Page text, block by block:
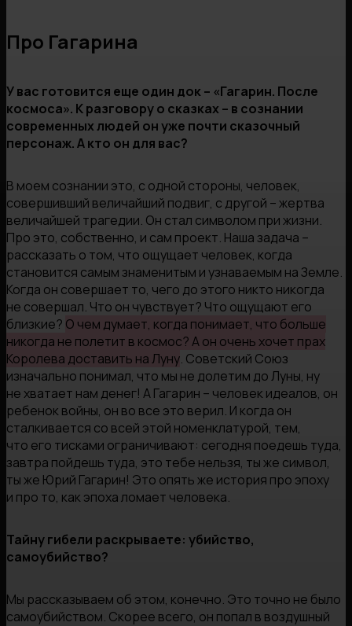
Про Гагарина
У вас готовится еще один док – «Гагарин. После
космоса». К разговору о сказках – в сознании
современных людей он уже почти сказочный
персонаж. А кто он для вас?
В моем сознании это, с одной стороны, человек,
совершивший величайший подвиг, с другой – жертва
величайшей трагедии. Он стал символом при жизни.
Про это, собственно, и сам проект. Наша задача –
рассказать о том, что ощущает человек, когда
становится самым знаменитым и узнаваемым на Земле.
Когда он совершает то, чего до этого никто никогда
не совершал. Что он чувствует? Что ощущают его
близкие? О чем думает, когда понимает, что больше
никогда не полетит в космос? А он очень хочет прах
Королева доставить на Луну. Советский Союз
изначально понимал, что мы не долетим до Луны, ну
не хватает нам денег! А Гагарин – человек идеалов, он
ребенок войны, он во все это верил. И когда он
сталкивается со всей этой номенклатурой, тем,
что его тисками ограничивают: сегодня поедешь туда,
завтра пойдешь туда, это тебе нельзя, ты же символ,
ты же Юрий Гагарин! Это опять же история про эпоху
и про то, как эпоха ломает человека.
Тайну гибели раскрываете: убийство,
самоубийство?
Мы рассказываем об этом, конечно. Это точно не было
самоубийством. Скорее всего, он попал в воздушный